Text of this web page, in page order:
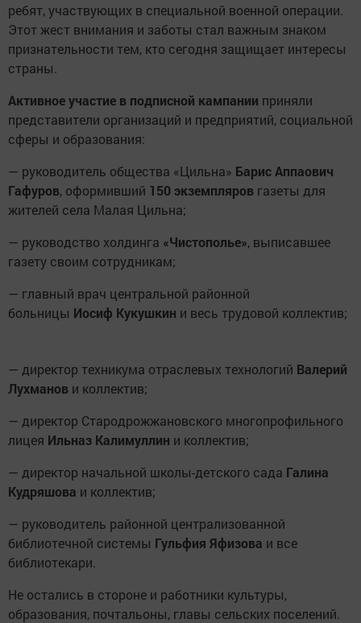
ребят, участвующих в специальной военной операции.
Этот жест внимания и заботы стал важным знаком
признательности тем, кто сегодня защищает интересы
страны.
Активное участие в подписной кампании приняли
представители организаций и предприятий, социальной
сферы и образования:
— руководитель общества «Цильна» Барис Аппаович
Гафуров, оформивший 150 экземпляров газеты для
жителей села Малая Цильна;
— руководство холдинга «Чистополье», выписавшее
газету своим сотрудникам;
— главный врач центральной районной
больницы Иосиф Кукушкин и весь трудовой коллектив;
— директор техникума отраслевых технологий Валерий
Лухманов и коллектив;
— директор Стародрожжановского многопрофильного
лицея Ильназ Калимуллин и коллектив;
— директор начальной школы-детского сада Галина
Кудряшова и коллектив;
— руководитель районной централизованной
библиотечной системы Гульфия Яфизова и все
библиотекари.
Не остались в стороне и работники культуры,
образования, почтальоны, главы сельских поселений.